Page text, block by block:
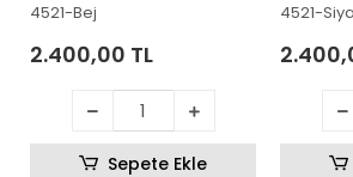
4521-Bej
2.400,00 TL
Sepete Ekle
4521-